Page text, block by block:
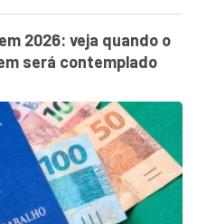
2026: veja quando o
será contemplado